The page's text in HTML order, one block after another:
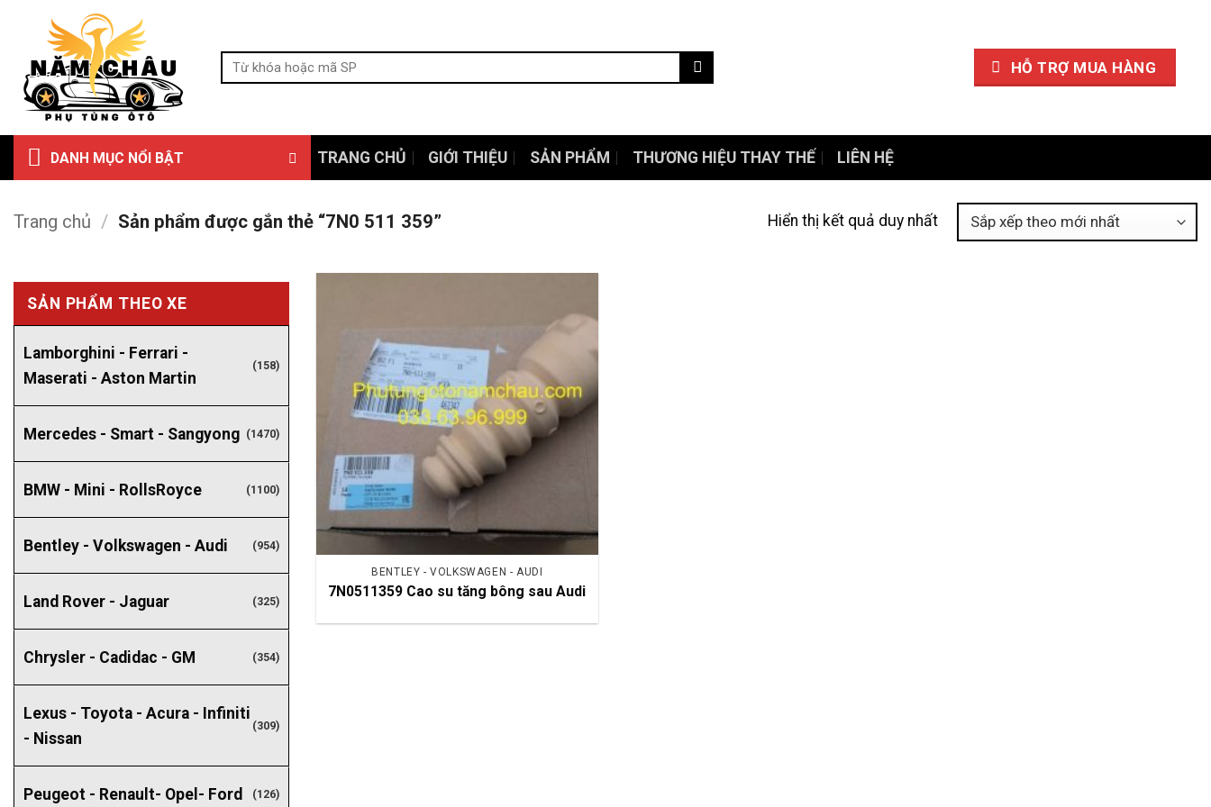
dung
Tìm
HỖ TRỢ MUA HÀNG
DANH MỤC NỔI BẬT TRANG CHỦ GIỚI THIỆU SẢN PHẨM THƯƠNG HIỆU THAY THẾ LIÊN HỆ
Trang chủ / Sản phẩm được gắn thẻ “7N0 511 359” Hiển thị kết quả duy nhất
SẢN PHẨM THEO XE
Lamborghini - Ferrari -
Maserati - Aston Martin
(158)
Mercedes - Smart - Sangyong (1470)
BMW - Mini - RollsRoyce (1100)
Bentley - Volkswagen - Audi (954)
Land Rover - Jaguar (325)
Chrysler - Cadidac - GM (354)
Lexus - Toyota - Acura - Infiniti
- Nissan
(309)
Peugeot - Renault- Opel- Ford (126)
BENTLEY - VOLKSWAGEN - AUDI
7N0511359 Cao su tăng bông sau Audi